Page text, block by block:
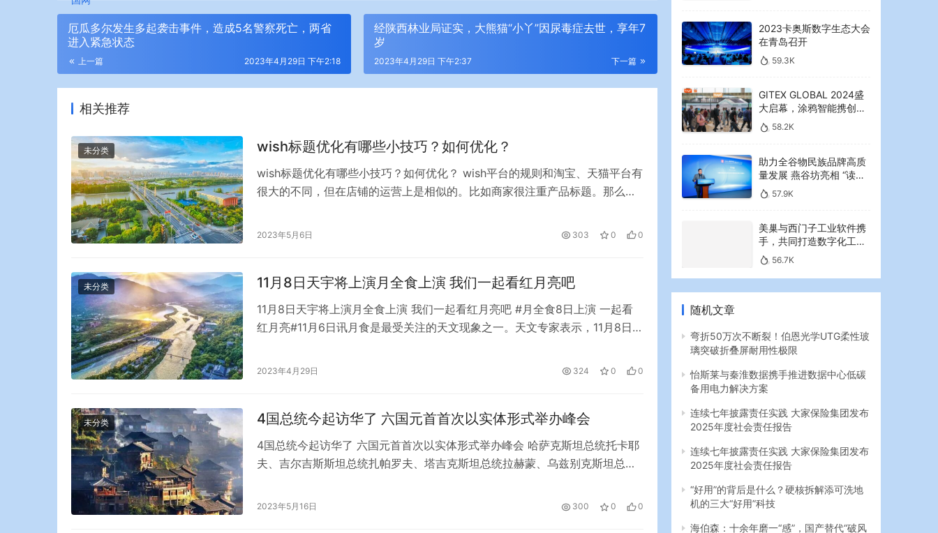
厄瓜多尔发生多起袭击事件，造成5名警察死亡，两省
进入紧急状态
上一篇 2023年4月29日 下午2:18
经陕西林业局证实，大熊猫“小丫”因尿毒症去世，享年7
岁
下一篇
2023年4月29日 下午2:37
相关推荐
未分类 wish标题优化有哪些小技巧？如何优化？
wish标题优化有哪些小技巧？如何优化？ wish平台的规则和淘宝、天猫平台有
很大的不同，但在店铺的运营上是相似的。比如商家很注重产品标题。那么
些关键词没有流量，然后换成一些有流量的词。他们不能盲目优化，以免不小
2023年5月6日 303 0 0
未分类 11月8日天宇将上演月全食上演 我们一起看红月亮吧
11月8日天宇将上演月全食上演 我们一起看红月亮吧 #月全食8日上演 一起看
红月亮#11月6日讯月食是最受关注的天文现象之一。天文专家表示，11月8日天
到月全食的“红月亮”阶段；在日全食期间，月亮将覆盖太阳系八大行星之一的
2023年4月29日 324 0 0
未分类 4国总统今起访华了 六国元首首次以实体形式举办峰会
4国总统今起访华了 六国元首首次以实体形式举办峰会 哈萨克斯坦总统托卡耶
夫、吉尔吉斯斯坦总统扎帕罗夫、塔吉克斯坦总统拉赫蒙、乌兹别克斯坦总统
同参加在陕西省西安市举行的首届中国—中亚峰会。这是今年中国首场重大主
2023年5月16日 300 0 0
2023卡奥斯数字生态大会
在青岛召开
59.3K
GITEX GLOBAL 2024盛
大启幕，涂鸦智能携创新
AI解决方案引领中东可持
续未来
58.2K
助力全谷物民族品牌高质
量发展 燕谷坊亮相 “读懂
中国”国际会议
57.9K
美巢与西门子工业软件携
手，共同打造数字化工业
新篇章
56.7K
随机文章
弯折50万次不断裂！伯恩光学UTG柔性玻
璃突破折叠屏耐用性极限
怡斯莱与秦淮数据携手推进数据中心低碳
备用电力解决方案
连续七年披露责任实践 大家保险集团发布
2025年度社会责任报告
连续七年披露责任实践 大家保险集团发布
2025年度社会责任报告
“好用”的背后是什么？硬核拆解添可洗地
机的三大“好用”科技
海伯森：十余年磨一“感”，国产替代“破风